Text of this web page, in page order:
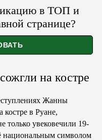
в ТОП и
странице?
на костре
Жанны
костре в Руане,
только увековечили 19-
национальным символом